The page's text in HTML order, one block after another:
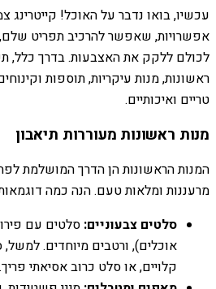
עכשיו, בואו נדבר על האוכל! קייטרינג
אפשרויות, שאפשר להרכיב תפריט שלם,
לכולם ללקק את האצבעות. בדרך כלל,
ראשונות, מנות עיקריות, תוספות
טריים ואיכותיים.
מנות ראשונות מעוררות תיאבון
המנות הראשונות הן הדרך המושלמת
מרעננות ומלאות טעם. הנה כמה
סלטים צבעוניים: סלטים עם
אוכלים), ורטבים מיוחדים.
קלויים, או סלט כרוב אסיאתי פריך.